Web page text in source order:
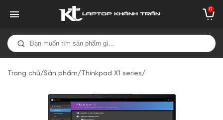
0
Trang chủ/Sản phẩm/Thinkpad X1 series/